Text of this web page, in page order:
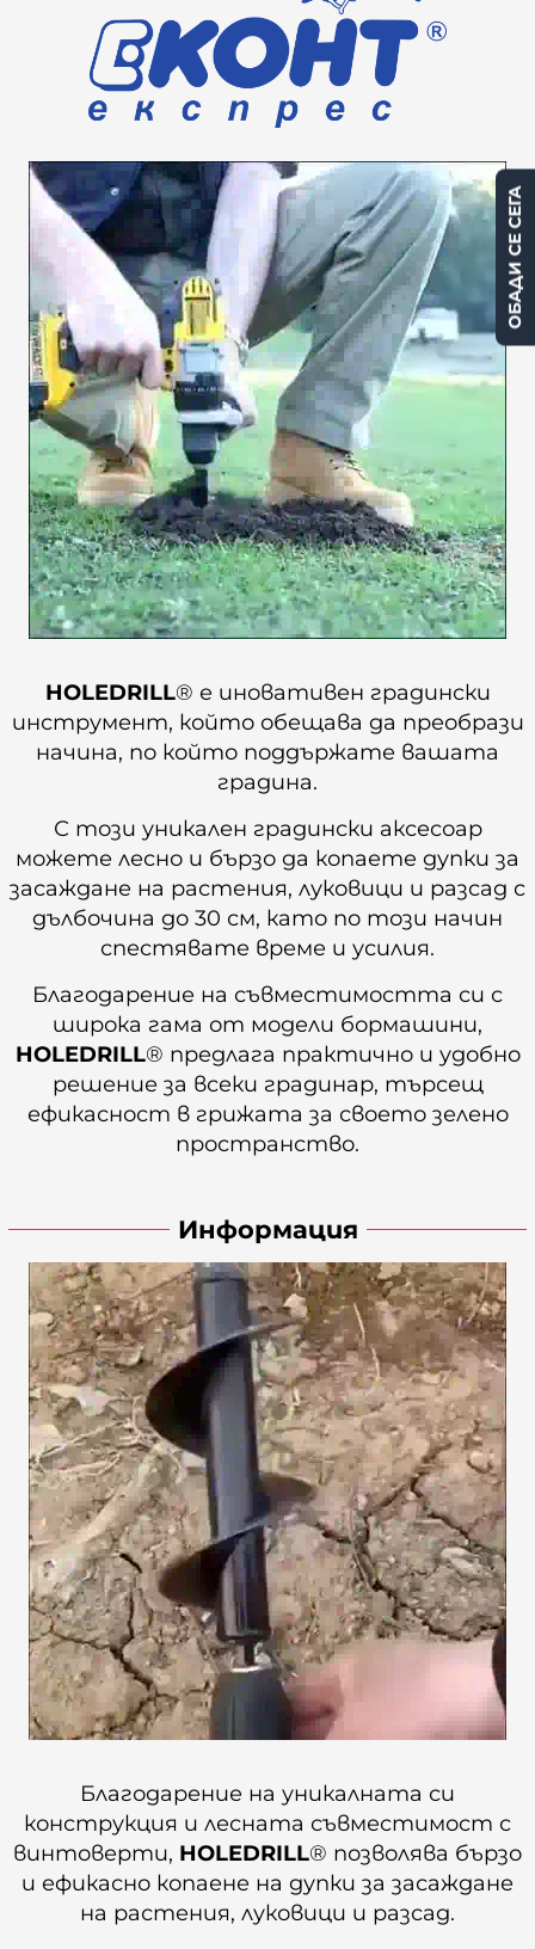
HOLEDRILL® е иновативен градински
инструмент, който обещава да преобрази
начина, по който поддържате вашата
градина.
С този уникален градински аксесоар
можете лесно и бързо да копаете дупки за
засаждане на растения, луковици и разсад с
дълбочина до 30 см, като по този начин
спестявате време и усилия.
Благодарение на съвместимостта си с
широка гама от модели бормашини,
HOLEDRILL® предлага практично и удобно
решение за всеки градинар, търсещ
ефикасност в грижата за своето зелено
пространство.
ОБАДИ СЕ СЕГА
Информация
Благодарение на уникалната си
конструкция и лесната съвместимост с
винтоверти, HOLEDRILL® позволява бързо
и ефикасно копаене на дупки за засаждане
на растения, луковици и разсад.